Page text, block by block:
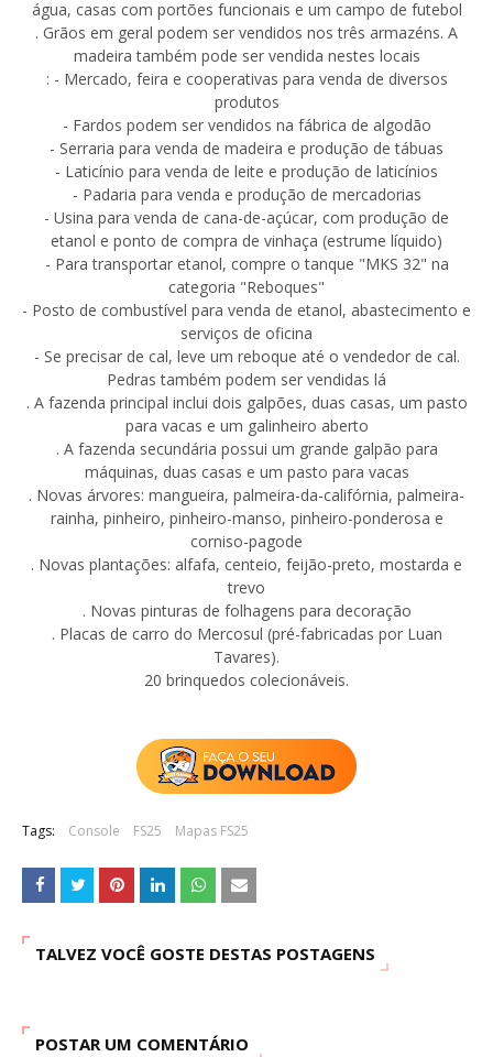
água, casas com portões funcionais e um campo de futebol
. Grãos em geral podem ser vendidos nos três armazéns. A
madeira também pode ser vendida nestes locais
: - Mercado, feira e cooperativas para venda de diversos
produtos
- Fardos podem ser vendidos na fábrica de algodão
- Serraria para venda de madeira e produção de tábuas
- Laticínio para venda de leite e produção de laticínios
- Padaria para venda e produção de mercadorias
- Usina para venda de cana-de-açúcar, com produção de
etanol e ponto de compra de vinhaça (estrume líquido)
- Para transportar etanol, compre o tanque "MKS 32" na
categoria "Reboques"
- Posto de combustível para venda de etanol, abastecimento e
serviços de oficina
- Se precisar de cal, leve um reboque até o vendedor de cal.
Pedras também podem ser vendidas lá
. A fazenda principal inclui dois galpões, duas casas, um pasto
para vacas e um galinheiro aberto
. A fazenda secundária possui um grande galpão para
máquinas, duas casas e um pasto para vacas
. Novas árvores: mangueira, palmeira-da-califórnia, palmeira-
rainha, pinheiro, pinheiro-manso, pinheiro-ponderosa e
corniso-pagode
. Novas plantações: alfafa, centeio, feijão-preto, mostarda e
trevo
. Novas pinturas de folhagens para decoração
. Placas de carro do Mercosul (pré-fabricadas por Luan
Tavares).
20 brinquedos colecionáveis.
Tags: Console FS25 Mapas FS25
TALVEZ VOCÊ GOSTE DESTAS POSTAGENS
POSTAR UM COMENTÁRIO